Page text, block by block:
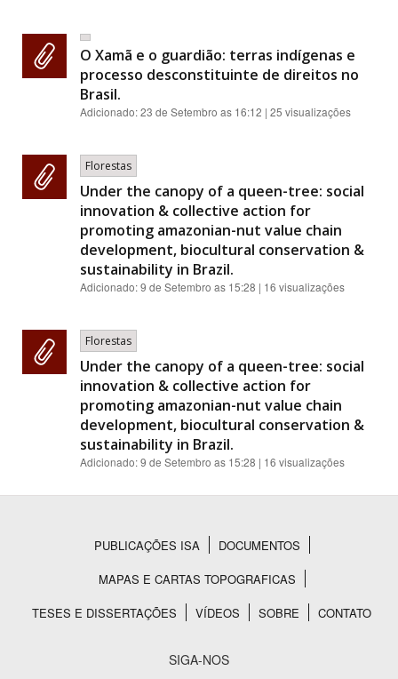
O Xamã e o guardião: terras indígenas e
processo desconstituinte de direitos no
Brasil.
Adicionado:23 de Setembro as 16:12 | 25 visualizações
Florestas
Under the canopy of a queen-tree: social
innovation & collective action for
promoting amazonian-nut value chain
development, biocultural conservation &
sustainability in Brazil.
Adicionado:9 de Setembro as 15:28 | 16 visualizações
Florestas
Under the canopy of a queen-tree: social
innovation & collective action for
promoting amazonian-nut value chain
development, biocultural conservation &
sustainability in Brazil.
Adicionado:9 de Setembro as 15:28 | 16 visualizações
Rodapé
PUBLICAÇÕES ISA
DOCUMENTOS
MAPAS E CARTAS TOPOGRAFICAS
TESES E DISSERTAÇÕES
VÍDEOS SOBRE CONTATO
SIGA-NOS